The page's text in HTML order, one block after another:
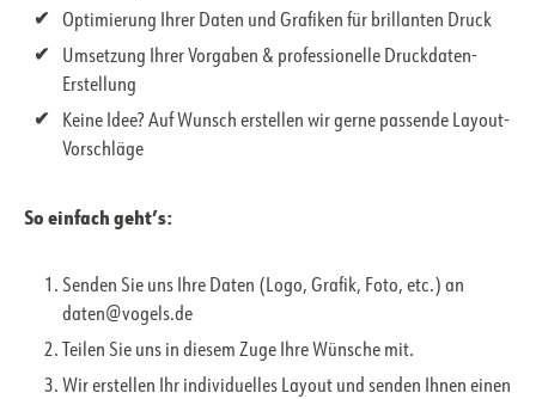
Optimierung Ihrer Daten und Grafiken für brillanten Druck
Umsetzung Ihrer Vorgaben & professionelle Druckdaten-
Erstellung
Keine Idee? Auf Wunsch erstellen wir gerne passende Layout-
Vorschläge
So einfach geht’s:
Senden Sie uns Ihre Daten (Logo, Grafik, Foto, etc.) an
daten@vogels.de
Teilen Sie uns in diesem Zuge Ihre Wünsche mit.
Wir erstellen Ihr individuelles Layout und senden Ihnen einen